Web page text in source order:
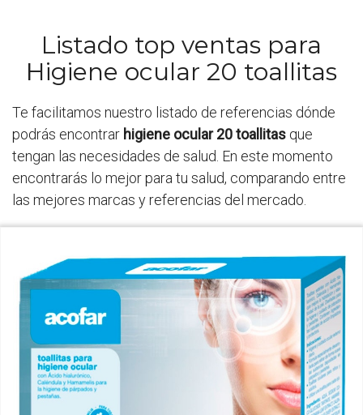
Listado top ventas para
Higiene ocular 20 toallitas
Te facilitamos nuestro listado de referencias dónde
podrás encontrar higiene ocular 20 toallitas que
tengan las necesidades de salud. En este momento
encontrarás lo mejor para tu salud, comparando entre
las mejores marcas y referencias del mercado.